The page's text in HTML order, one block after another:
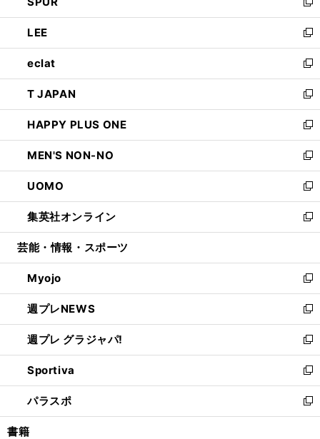
開
く
ド
ウ
で
開
く
ィ
ン
ド
ウ
で
開
く
い
ウ
ィ
ン
ド
ウ
で
開
く
新
し
い
ウ
ィ
ン
ド
ウ
で
開
く
LEE
新
し
い
ウ
ィ
ン
ド
ウ
で
開
く
eclat
新
し
い
ウ
ィ
ン
ド
ウ
で
開
く
T JAPAN
新
し
い
ウ
ィ
ン
ド
ウ
で
開
HAPPY PLUS ONE
新
し
い
ウ
ィ
ン
ド
ウ
開
く
MEN'S NON-NO
新
し
い
ウ
ィ
ン
ウ
で
開
く
UOMO
新
し
い
ウ
ン
ド
ウ
で
開
く
集英社オンライン
新
し
ウ
ィ
ン
ド
ウ
で
開
く
芸能・情報・スポーツ
Myojo
新
し
い
ウ
ィ
ン
ド
ウ
で
開
週プレNEWS
新
し
い
ウ
ィ
ン
ド
ウ
週プレ グラジャパ!
新
し
い
ウ
ィ
ン
Sportiva
新
し
い
ウ
パラスポ
新
し
書籍